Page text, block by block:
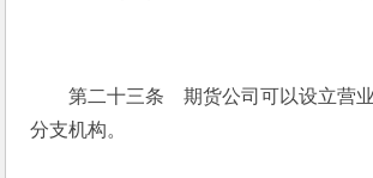
第二十三条　期货公司可以设立营
分支机构。